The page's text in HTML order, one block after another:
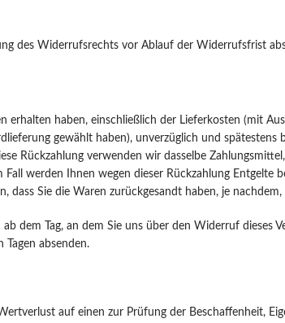
des Widerrufsrechts vor Ablauf der Widerrufsfrist
haben, einschließlich der Lieferkosten (mit
gewählt haben), unverzüglich und spätestens
Rückzahlung verwenden wir dasselbe
werden Ihnen wegen dieser Rückzahlung Entgelte
Sie die Waren zurückgesandt haben, je
dem Tag, an dem Sie uns über den Widerruf dieses
absenden.
auf einen zur Prüfung der Beschaffenheit,